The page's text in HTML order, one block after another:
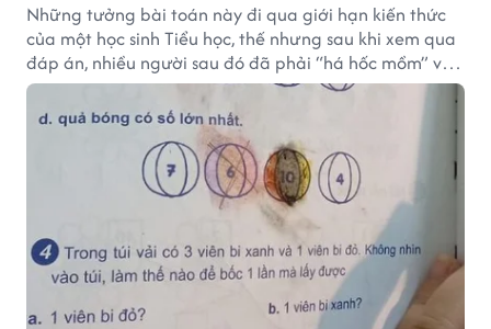
Những tưởng bài toán này đi qua giới hạn kiến thức
của một học sinh Tiểu học, thế nhưng sau khi xem qua
đáp án, nhiều người sau đó đã phải “há hốc mồm” vì
sự siêu dễ của nó.